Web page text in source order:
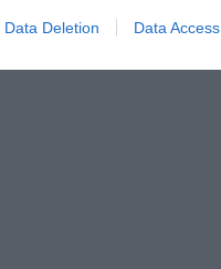
Data Deletion Data Access